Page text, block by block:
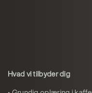
Hvad vi tilbyder dig